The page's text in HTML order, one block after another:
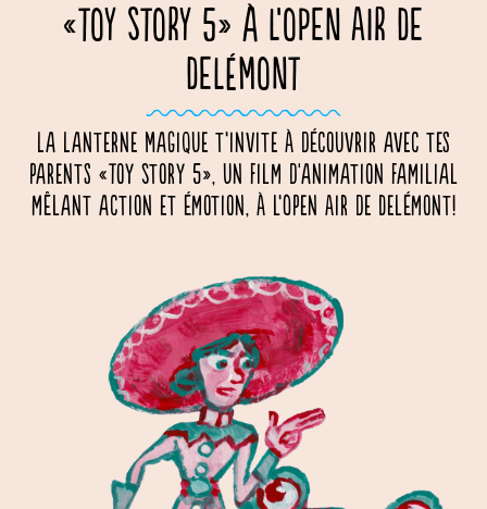
«TOY STORY 5» À L’OPEN AIR DE
DELÉMONT
La Lanterne Magique t’invite à découvrir avec tes
parents «Toy Story 5», un film d'animation familial
mêlant action et émotion, à l’Open Air de Delémont!